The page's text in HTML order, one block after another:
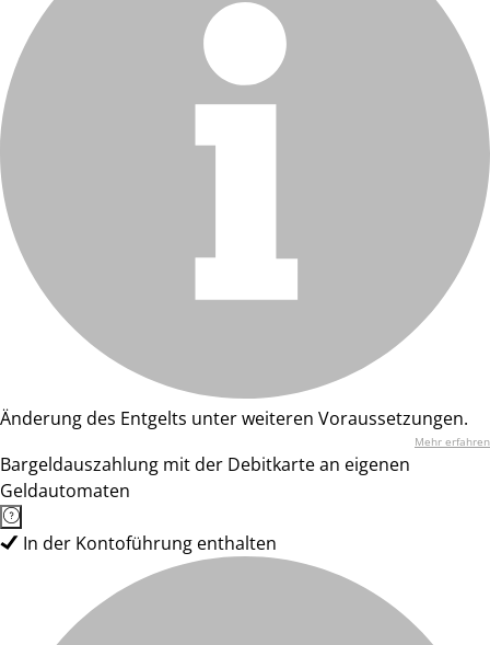
Änderung des Entgelts unter weiteren Voraussetzungen.
Mehr erfahren
Bargeldauszahlung mit der Debitkarte an eigenen
Geldautomaten
In der Kontoführung enthalten